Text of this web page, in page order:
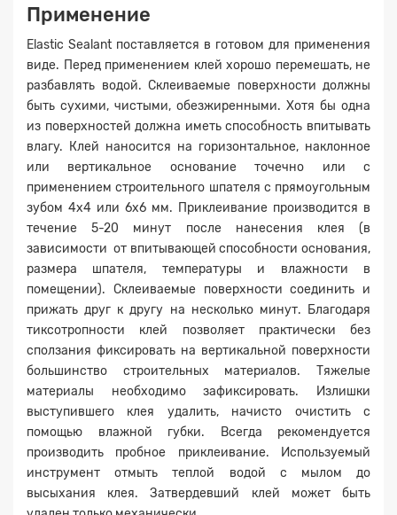
Применение
Elastic Sealant поставляется в готовом для применения
виде. Перед применением клей хорошо перемешать, не
разбавлять водой. Склеиваемые поверхности должны
быть сухими, чистыми, обезжиренными. Хотя бы одна
из поверхностей должна иметь способность впитывать
влагу. Клей наносится на горизонтальное, наклонное
или вертикальное основание точечно или с
применением строительного шпателя с прямоугольным
зубом 4х4 или 6х6 мм. Приклеивание производится в
течение 5-20 минут после нанесения клея (в
зависимости от впитывающей способности основания,
размера шпателя, температуры и влажности в
помещении). Склеиваемые поверхности соединить и
прижать друг к другу на несколько минут. Благодаря
тиксотропности клей позволяет практически без
сползания фиксировать на вертикальной поверхности
большинство строительных материалов. Тяжелые
материалы необходимо зафиксировать. Излишки
выступившего клея удалить, начисто очистить с
помощью влажной губки. Всегда рекомендуется
производить пробное приклеивание. Используемый
инструмент отмыть теплой водой с мылом до
высыхания клея. Затвердевший клей может быть
Заявка на расчет ×
Прикрепите
файл